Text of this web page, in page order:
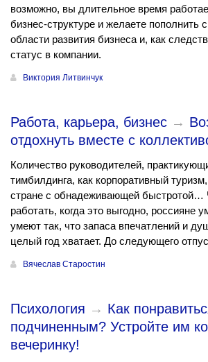
возможно, вы длительное время
бизнес-структуре и желаете пополнить
области развития бизнеса и, как
статус в компании.
Виктория Литвинчук
Работа, карьера, бизнес →
отдохнуть вместе с
Количество руководителей,
тимбилдинга, как корпоративный
стране с обнадеживающей быстротой…
работать, когда это выгодно, россияне
умеют так, что запаса впечатлений и
целый год хватает. До следующего
Вячеслав Старостин
Психология → Как
подчиненным? Устройте им
вечеринку!